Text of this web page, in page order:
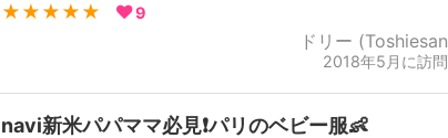
★★★★★ 9
ドリー (Toshiesan
2018年5月に訪問
navi新米パパママ必見❗パリのベビー服👶